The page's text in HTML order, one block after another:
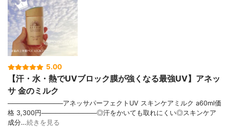
5.00
【汗・水・熱でUVブロック膜が強くなる最強UV】アネッ
サ 金のミルク
────────────アネッサパーフェクトUV スキンケアミルク a60ml価
格 3,300円────────────◎汗をかいても取れにくい◎スキンケア
成分…続きを見る